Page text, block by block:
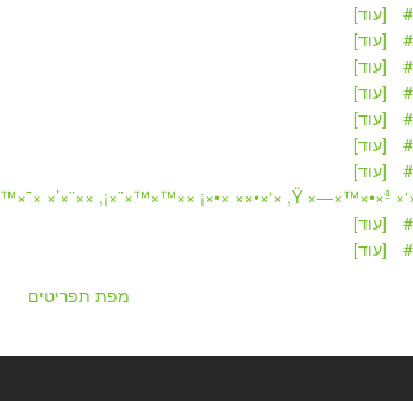
[עוד]
[עוד]
[עוד]
[עוד]
[עוד]
[עוד]
[עוד]
[עוד]
[עוד]
מפת תפריטים